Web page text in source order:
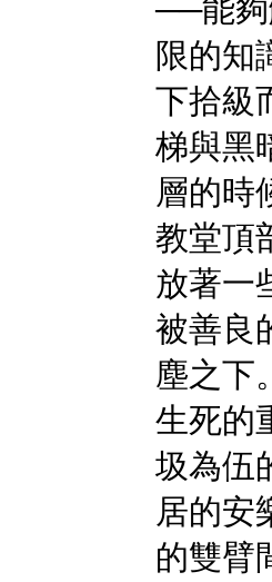
──能夠
限的知
下拾級
梯與黑
層的時
教堂頂
放著一
被善良
塵之下
生死的
圾為伍
居的安
的雙臂